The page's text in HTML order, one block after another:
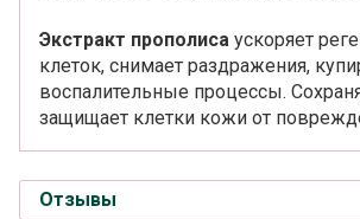
Экстракт прополиса ускоряет
клеток, снимает раздражения,
воспалительные процессы.
защищает клетки кожи от
Отзывы